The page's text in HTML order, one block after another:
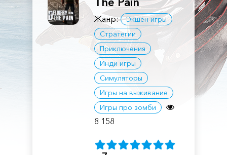
Жанр:
Экшен игры
Стратегии
Приключения
Инди игры
Симуляторы
Игры на выживание
Игры про зомби
8 158